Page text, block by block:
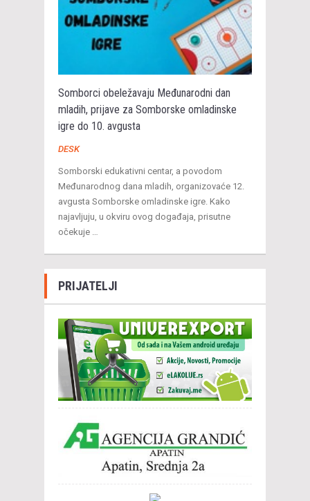
Somborci obeležavaju Međunarodni dan
mladih, prijave za Somborske omladinske
igre do 10. avgusta
DESK
Somborski edukativni centar, a povodom
Međunarodnog dana mladih, organizovaće 12.
avgusta Somborske omladinske igre. Kako
najavljuju, u okviru ovog događaja, prisutne
očekuje …
PRIJATELJI